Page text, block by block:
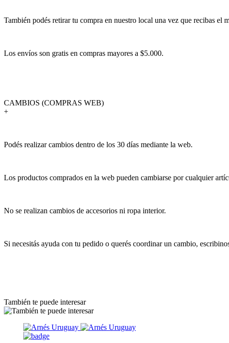
También podés retirar tu compra en nuestro local una vez que recibas
Los envíos son gratis en compras mayores a $5.000.
CAMBIOS (COMPRAS WEB)
+
Podés realizar cambios dentro de los 30 días mediante la web.
Los productos comprados en la web pueden cambiarse por cualquier
No se realizan cambios de accesorios ni ropa interior.
Si necesitás ayuda con tu pedido o querés coordinar un cambio,
También te puede interesar